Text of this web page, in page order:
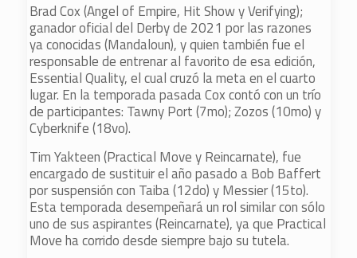
Brad Cox (Angel of Empire, Hit Show y Verifying);
ganador oficial del Derby de 2021 por las razones
ya conocidas (Mandaloun), y quien también fue el
responsable de entrenar al favorito de esa edición,
Essential Quality, el cual cruzó la meta en el cuarto
lugar. En la temporada pasada Cox contó con un trío
de participantes: Tawny Port (7mo); Zozos (10mo) y
Cyberknife (18vo).
Tim Yakteen (Practical Move y Reincarnate), fue
encargado de sustituir el año pasado a Bob Baffert
por suspensión con Taiba (12do) y Messier (15to).
Esta temporada desempeñará un rol similar con sólo
uno de sus aspirantes (Reincarnate), ya que Practical
Move ha corrido desde siempre bajo su tutela.